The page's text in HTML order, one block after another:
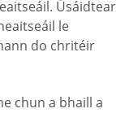
Úsáidtear
le
do chritéir
chun a bhaill a